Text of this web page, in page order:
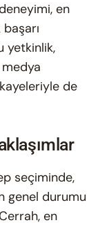
en
yetkinlik,
de
seçiminde,
genel durumu
en